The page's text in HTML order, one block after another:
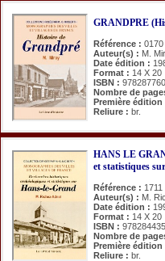
GRANDPRE
Référence : 0170
Auteur(s) : M.
Date édition :
Format : 14 X 20
ISBN :
Nombre de
Première édition
Reliure : br.
HANS LE
et statistiques
Référence : 1711
Auteur(s) : M.
Date édition :
Format : 14 X 20
ISBN :
Nombre de
Première édition
Reliure : br.